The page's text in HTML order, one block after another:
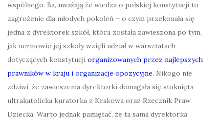
wspólnego. Ba, uważają że wiedza o polskiej konstytucji to
zagrożenie dla młodych pokoleń – o czym przekonała się
jedna z dyrektorek szkół, która została zawieszona po tym,
jak uczniowie jej szkoły wzięli udział w warsztatach
dotyczących konstytucji organizowanych przez najlepszych
prawników w kraju i organizacje opozycyjne. Nikogo nie
zdziwi, że zawieszenia dyrektorki domagała się stuknięta
ultrakatolicka kuratorka z Krakowa oraz Rzecznik Praw
Dziecka. Warto jednak pamiętać, że ta sama dyrektorka